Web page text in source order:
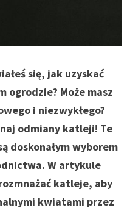
się, jak uzyskać
ogrodzie? Może masz
i niezwykłego?
odmiany katleji! Te
doskonałym wyborem
W artykule
katleje, aby
kwiatami przez